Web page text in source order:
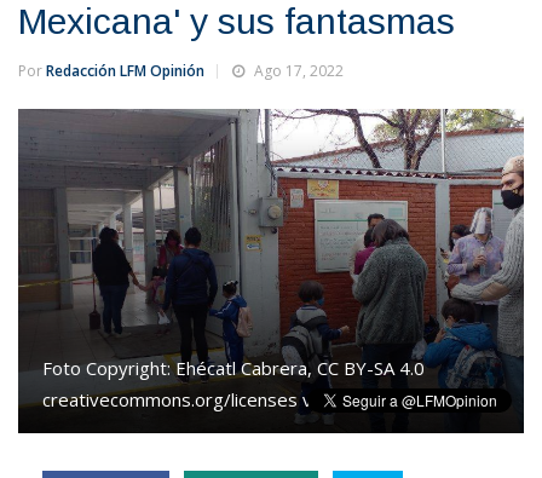
Mexicana' y sus fantasmas
PorRedacción LFM Opinión Ago 17, 2022
Foto Copyright:Ehécatl Cabrera, CC BY-SA 4.0
creativecommons.org/licenses vía Wikimedia Commons